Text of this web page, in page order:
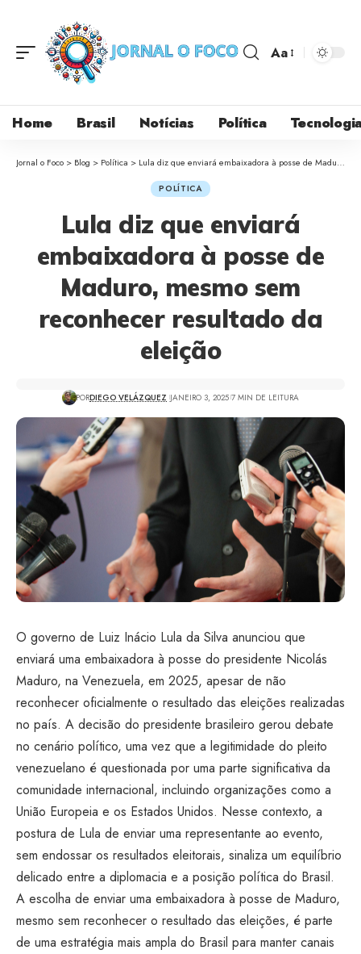
Aa
Home Brasil Notícias Política
Jornal o Foco > Blog > Política > Lula diz que enviará embaixadora à posse de Maduro, mesmo sem reconhecer resultado da eleição
POLÍTICA
Lula diz que enviará
embaixadora à posse de
Maduro, mesmo sem
reconhecer resultado da
eleição
PORDIEGO VELÁZQUEZ JANEIRO 3, 2025 7 MIN DE LEITURA
O governo de Luiz Inácio Lula da Silva anunciou que
enviará uma embaixadora à posse do presidente Nicolás
Maduro, na Venezuela, em 2025, apesar de não
reconhecer oficialmente o resultado das eleições realizadas
no país. A decisão do presidente brasileiro gerou debate
no cenário político, uma vez que a legitimidade do pleito
venezuelano é questionada por uma parte significativa da
comunidade internacional, incluindo organizações como a
União Europeia e os Estados Unidos. Nesse contexto, a
postura de Lula de enviar uma representante ao evento,
sem endossar os resultados eleitorais, sinaliza um equilíbrio
delicado entre a diplomacia e a posição política do Brasil.
A escolha de enviar uma embaixadora à posse de Maduro,
mesmo sem reconhecer o resultado das eleições, é parte
de uma estratégia mais ampla do Brasil para manter canais